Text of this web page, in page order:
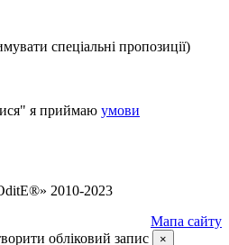
спеціальні пропозиції)
я приймаю умови
2010-2023
Мапа сайту
обліковий запис
×